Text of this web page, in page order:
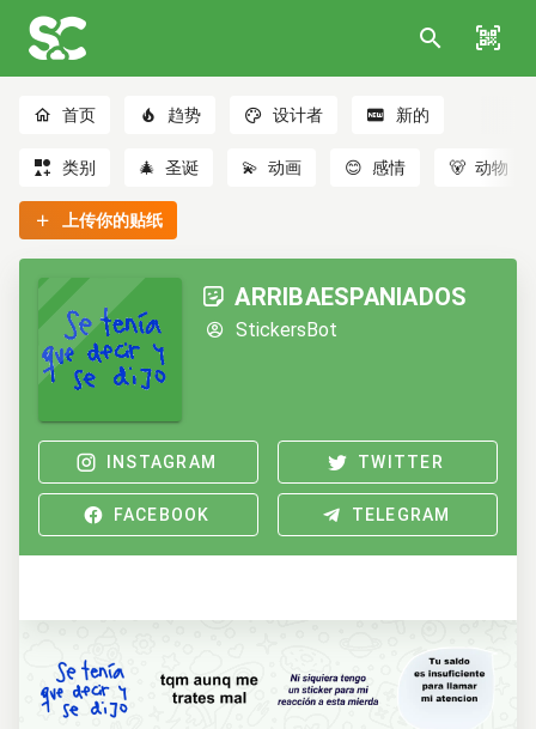
首页 趋势 设计者 新的
类别 🎄 圣诞 💫 动画 😊 感情 🐻 动物
上传你的贴纸
ARRIBAESPANIADOS
StickersBot
INSTAGRAM TWITTER
FACEBOOK TELEGRAM